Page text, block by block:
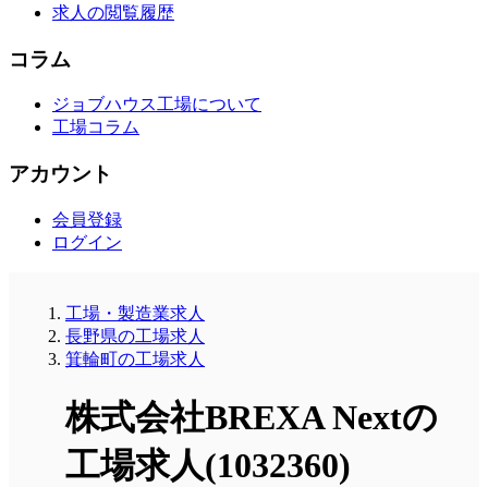
求人の閲覧履歴
コラム
ジョブハウス工場について
工場コラム
アカウント
会員登録
ログイン
工場・製造業求人
長野県の工場求人
箕輪町の工場求人
株式会社BREXA Nextの
工場求人(1032360)